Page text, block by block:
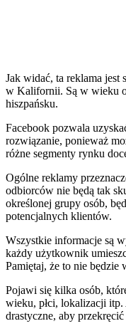
Jak widać, ta reklama jest
w Kalifornii. Są w wieku
hiszpańsku.
Facebook pozwala
rozwiązanie, ponieważ
różne segmenty rynku
Ogólne reklamy
odbiorców nie będą tak
określonej grupy osób,
potencjalnych klientów.
Wszystkie informacje są
każdy użytkownik
Pamiętaj, że to nie będzie
Pojawi się kilka osób,
wieku, płci, lokalizacji
drastyczne, aby